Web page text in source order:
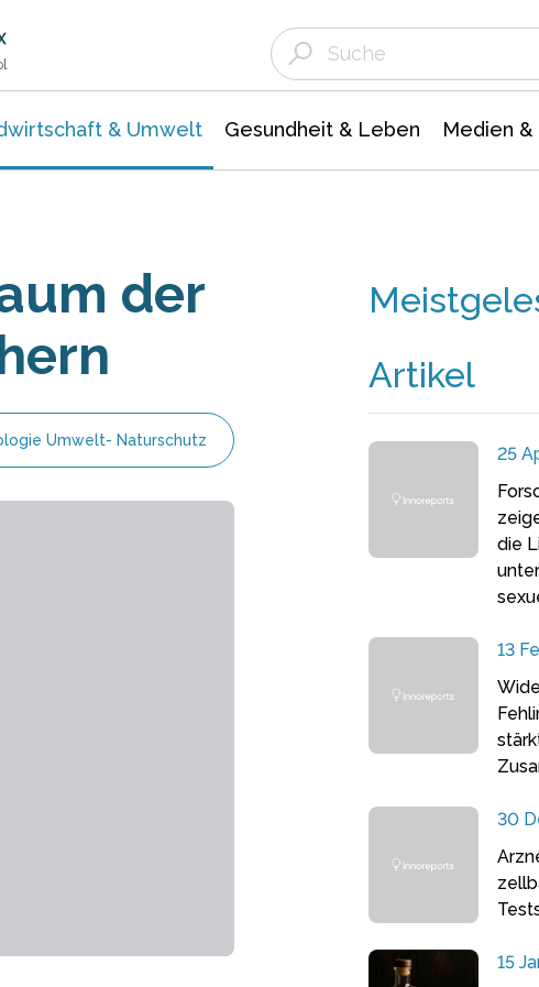
& Umwelt Gesundheit & Leben Medien &
der
Umwelt- Naturschutz
Artikel
25
die
13
30
15